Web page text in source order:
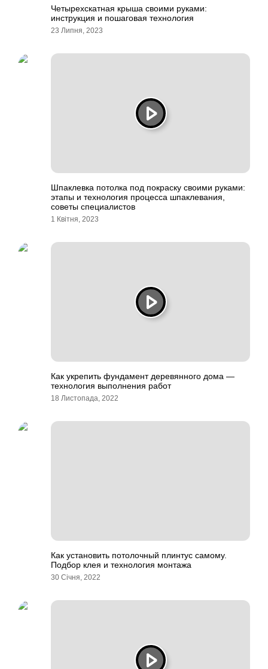
Четырехскатная крыша своими руками:
инструкция и пошаговая технология
23 Липня, 2023
Шпаклевка потолка под покраску своими руками:
этапы и технология процесса шпаклевания,
советы специалистов
1 Квітня, 2023
Как укрепить фундамент деревянного дома —
технология выполнения работ
18 Листопада, 2022
Как установить потолочный плинтус самому.
Подбор клея и технология монтажа
30 Січня, 2022